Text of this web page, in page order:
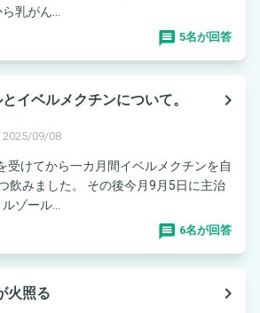
乳がん...
5名が回答
イベルメクチンについて。
navigate_next
2025/09/08
受けてから一カ月間イベルメクチンを自
飲みました。 その後今月9月5日に主治
ゾール...
6名が回答
火照る
navigate_next